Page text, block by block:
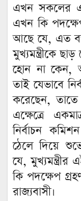
এখন সকলের
এখন কি
আছে যে, এত
মুখ্যমন্ত্রীকে
হোন না কেন,
তাই যেভাবে
করেছেন,
এক্ষেত্রে
নির্বাচন
ঠেলে দিয়ে
যে,
কি পদক্ষেপ
রাজ্যবাসী।